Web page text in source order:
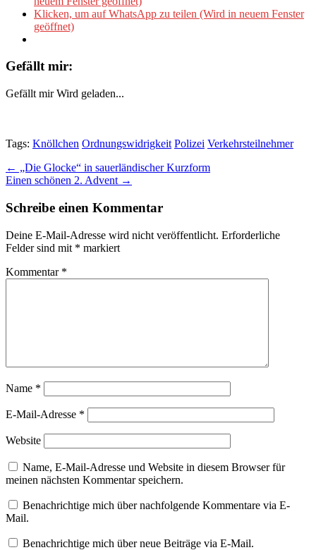
Klicken, um auf WhatsApp zu teilen (Wird in neuem Fenster
geöffnet)
Gefällt mir:
Gefällt mir Wird geladen...
Tags: Knöllchen Ordnungswidrigkeit Polizei Verkehrsteilnehmer
Post
navigation
← „Die Glocke“ in sauerländischer Kurzform
Einen schönen 2. Advent →
Schreibe einen Kommentar
Deine E-Mail-Adresse wird nicht veröffentlicht. Erforderliche
Felder sind mit * markiert
Kommentar *
Name *
E-Mail-Adresse *
Website
Name, E-Mail-Adresse und Website in diesem Browser für
meinen nächsten Kommentar speichern.
Benachrichtige mich über nachfolgende Kommentare via E-
Mail.
Benachrichtige mich über neue Beiträge via E-Mail.